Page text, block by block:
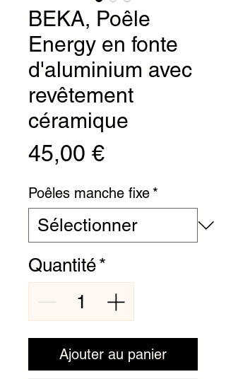
BEKA, Poêle
Energy en fonte
d'aluminium avec
revêtement
céramique
45,00 €Prix
Poêles manche fixe *
Quantité*
Ajouter au panier